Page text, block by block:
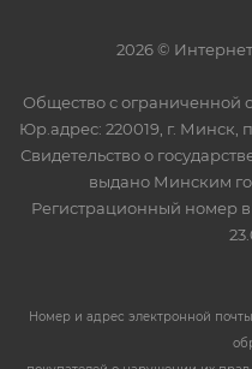
2026 ©
Общество с ограниченной
Юр.адрес: 220019, г. Минск,
Свидетельство о
выдано Минским
Регистрационный номер
Номер и адрес электронной